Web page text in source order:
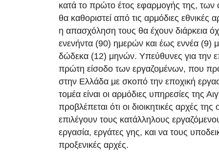
κατά το πρώτο έτος εφαρμογής της, των
θα καθοριστεί από τις αρμόδιες εθνικές
η απασχόληση τους θα έχουν διάρκεια
ενενήντα (90) ημερών και έως εννέα (9)
δώδεκα (12) μηνών. Υπεύθυνες για την
πρώτη είσοδο των εργαζομένων, που
στην Ελλάδα με σκοπό την εποχική
τομέα είναι οι αρμόδιες υπηρεσίες της
προβλέπεται ότι οι διοικητικές αρχές της
επιλέγουν τους κατάλληλους
εργασία, εργάτες γης, και να τους
προξενικές αρχές.